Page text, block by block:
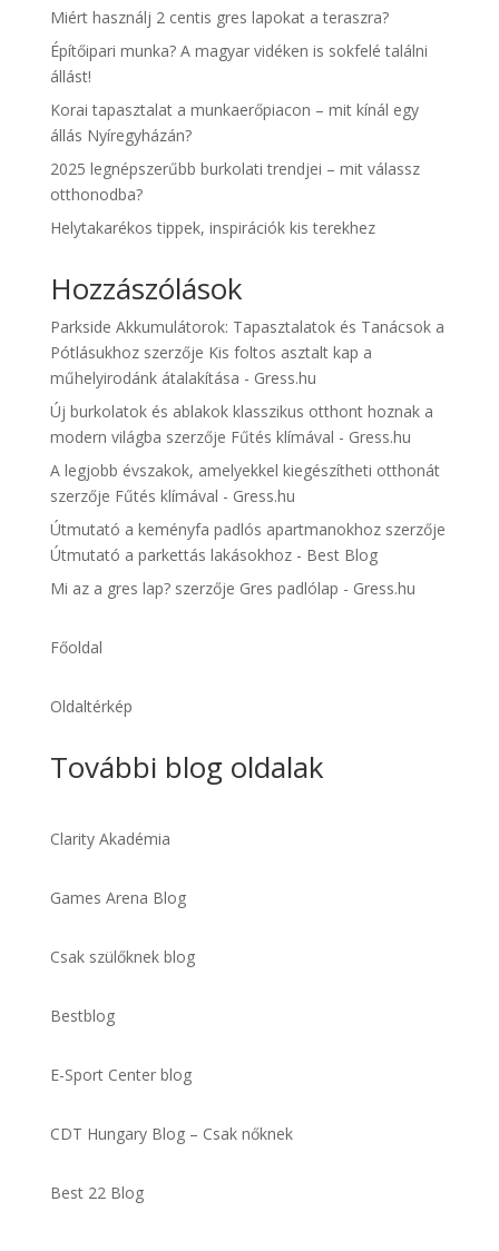
Miért használj 2 centis gres lapokat a teraszra?
Építőipari munka? A magyar vidéken is sokfelé találni
állást!
Korai tapasztalat a munkaerőpiacon – mit kínál egy
állás Nyíregyházán?
2025 legnépszerűbb burkolati trendjei – mit válassz
otthonodba?
Helytakarékos tippek, inspirációk kis terekhez
Hozzászólások
Parkside Akkumulátorok: Tapasztalatok és Tanácsok a
Pótlásukhozszerzője Kis foltos asztalt kap a
műhelyirodánk átalakítása - Gress.hu
Új burkolatok és ablakok klasszikus otthont hoznak a
modern világba szerzője Fűtés klímával - Gress.hu
A legjobb évszakok, amelyekkel kiegészítheti otthonát
szerzője Fűtés klímával - Gress.hu
Útmutató a keményfa padlós apartmanokhozszerzője
Útmutató a parkettás lakásokhoz - Best Blog
Mi az a gres lap?szerzője Gres padlólap - Gress.hu
Főoldal
Oldaltérkép
További blog oldalak
Clarity Akadémia
Games Arena Blog
Csak szülőknek blog
Bestblog
E-Sport Center blog
CDT Hungary Blog – Csak nőknek
Best 22 Blog